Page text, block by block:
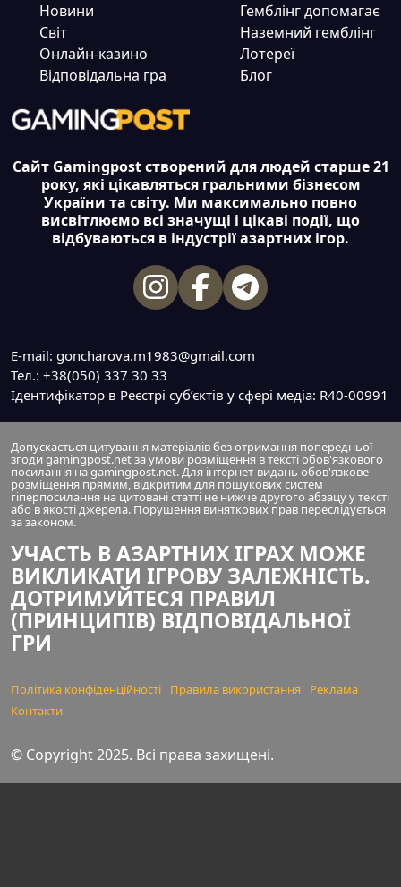
Новини
Світ
Онлайн-казино
Відповідальна гра
Гемблінг допомагає
Наземний гемблінг
Лотереї
Блог
Сайт Gamingpost створений для людей старше 21
року, які цікавляться гральними бізнесом
України та світу. Ми максимально повно
висвітлюємо всі значущі і цікаві події, що
відбуваються в індустрії азартних ігор.
E-mail: goncharova.m1983@gmail.com
Тел.: +38(050) 337 30 33
Ідентифікатор в Реєстрі суб’єктів у сфері медіа: R40-00991
© Copyright 2025. Всі права захищені.
Допускається цитування матеріалів без отримання попередньої
згоди gamingpost.net за умови розміщення в тексті обов'язкового
посилання на gamingpost.net. Для інтернет-видань обов'язкове
розміщення прямим, відкритим для пошукових систем
гіперпосилання на цитовані статті не нижче другого абзацу у тексті
або в якості джерела. Порушення виняткових прав переслідується
за законом.
УЧАСТЬ В АЗАРТНИХ ІГРАХ МОЖЕ
ВИКЛИКАТИ ІГРОВУ ЗАЛЕЖНІСТЬ.
ДОТРИМУЙТЕСЯ ПРАВИЛ
(ПРИНЦИПІВ) ВІДПОВІДАЛЬНОЇ
ГРИ
Політика конфіденційності Правила використання
Реклама
Контакти